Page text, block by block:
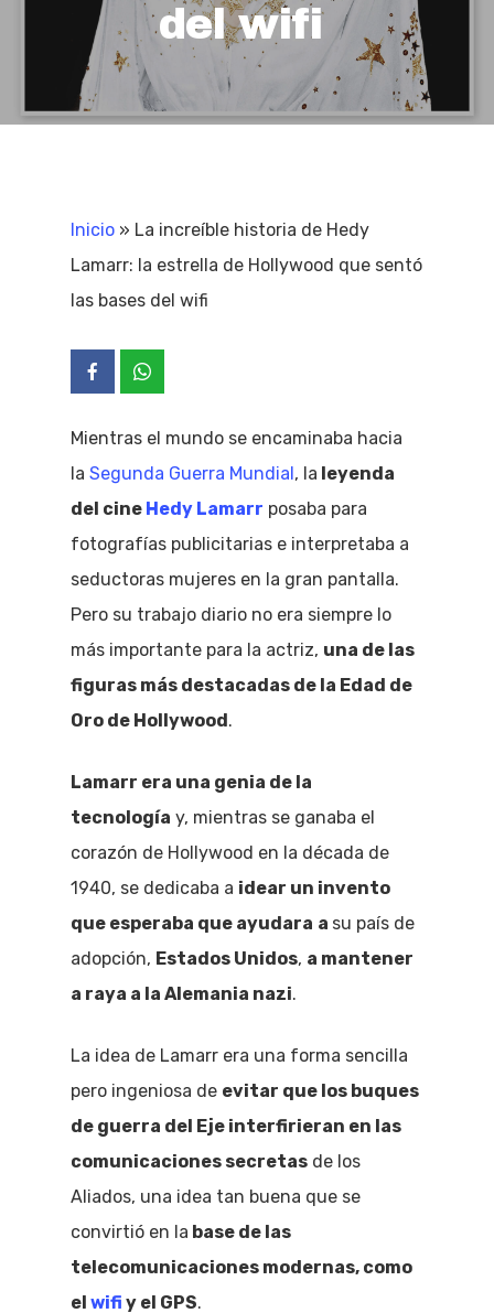
del wifi
Inicio » La increíble historia de Hedy
Lamarr: la estrella de Hollywood que sentó
las bases del wifi
Mientras el mundo se encaminaba hacia
la Segunda Guerra Mundial, la leyenda
del cine Hedy Lamarr posaba para
fotografías publicitarias e interpretaba a
seductoras mujeres en la gran pantalla.
Pero su trabajo diario no era siempre lo
más importante para la actriz, una de las
figuras más destacadas de la Edad de
Oro de Hollywood.
Lamarr era una genia de la
tecnología y, mientras se ganaba el
corazón de Hollywood en la década de
1940, se dedicaba a idear un invento
que esperaba que ayudara a su país de
adopción, Estados Unidos, a mantener
a raya a la Alemania nazi.
La idea de Lamarr era una forma sencilla
pero ingeniosa de evitar que los buques
de guerra del Eje interfirieran en las
comunicaciones secretas de los
Aliados, una idea tan buena que se
convirtió en la base de las
telecomunicaciones modernas, como
el wifi y el GPS.